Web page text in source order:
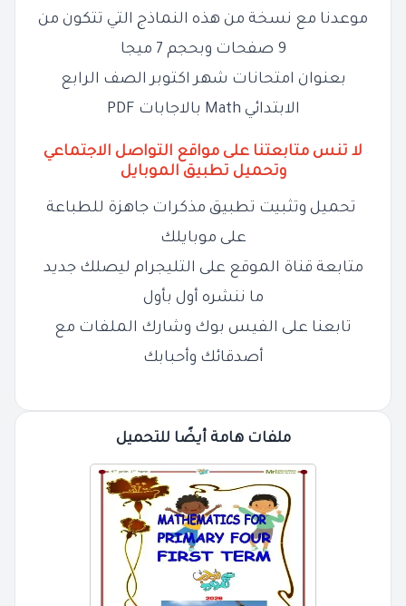
موعدنا مع نسخة من هذه النماذج التي تتكون من
9 صفحات وبحجم 7 ميجا
بعنوان امتحانات شهر اكتوبر الصف الرابع
الابتدائي Math بالاجابات PDF
لا تنس متابعتنا على مواقع التواصل الاجتماعي
وتحميل تطبيق الموبايل
تحميل وتثبيت تطبيق مذكرات جاهزة للطباعة
على موبايلك
متابعة قناة الموقع على التليجرام ليصلك جديد
ما ننشره أول بأول
تابعنا على الفيس بوك وشارك الملفات مع
أصدقائك وأحبابك
ملفات هامة أيضًا للتحميل